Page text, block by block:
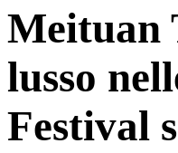
Meituan
lusso
Festival